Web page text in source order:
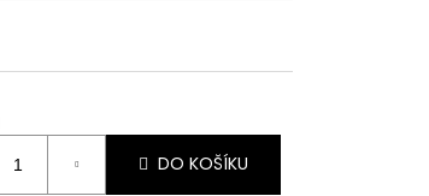
DO KOŠÍKU